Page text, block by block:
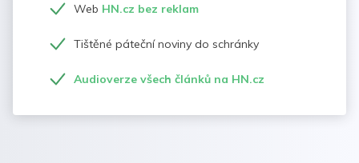
Web HN.cz bez reklam
Tištěné páteční noviny do schránky
Audioverze všech článků na HN.cz